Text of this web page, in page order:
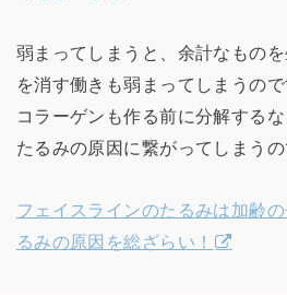
弱まってしまうと、余計なもの
を消す働きも弱まってしまうので
コラーゲンも作る前に分解する
たるみの原因に繋がってしまうの
フェイスラインのたるみは加齢
るみの原因を総ざらい！